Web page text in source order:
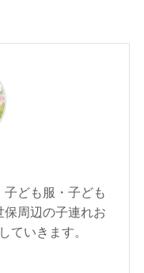
ども服・子ども
周辺の子連れお
ていきます。